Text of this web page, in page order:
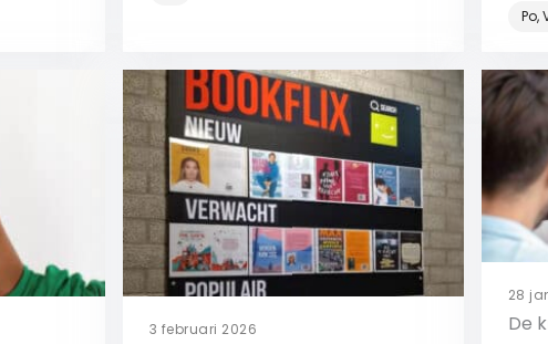
Bekijk
Po,
3 februari 2026
28
De